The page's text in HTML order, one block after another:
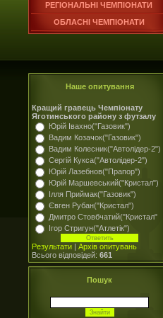
РЕГІОНАЛЬНІ ЧЕМПІОНАТИ
ОБЛАСНІ ЧЕМПІОНАТИ
Наше опитування
Кращий гравець Чемпіонату
Яготинського району з футзалу
Юрій Івахно("Газовик")
Вадим Козачок("Газовик")
Вадим Колесник("Автолідер-2")
Сергій Кукса("Автолідер-2")
Юрій Лазебнов("Прапор")
Юрій Маршевський("Кристал")
Ілля Приймак("Газовик")
Євген Рубан("Кристал")
Дмитро Стовбчатий("Кристал"
Ігор Стригун("Атлетік")
Результати | Архів опитувань
Всього відповідей: 661
Пошук